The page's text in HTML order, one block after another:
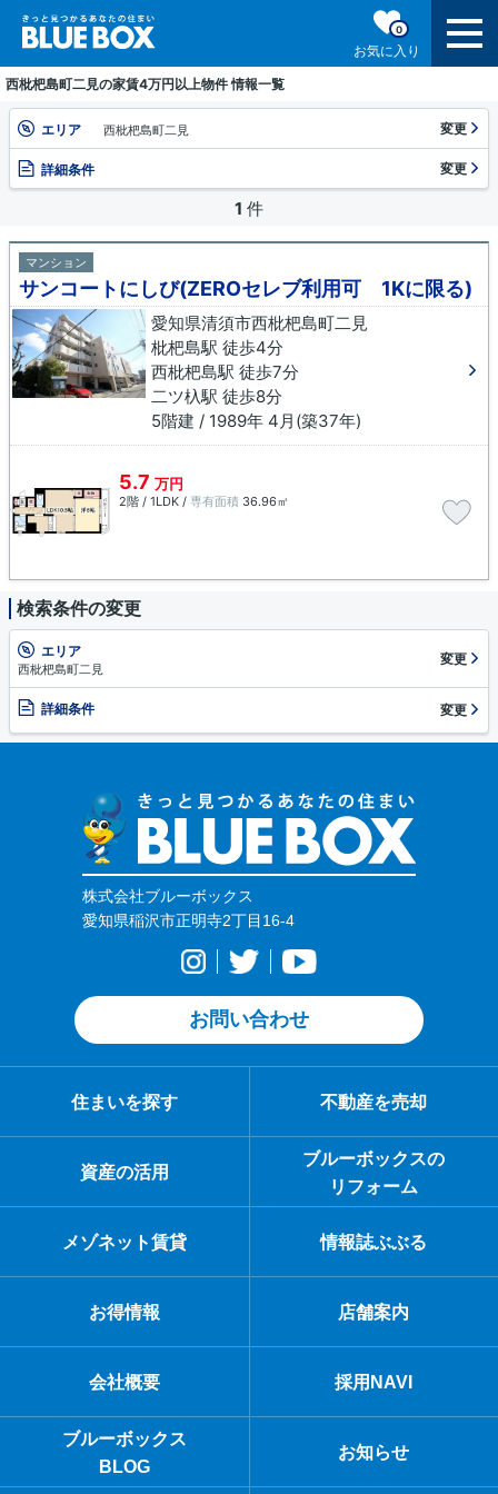
お気に入り
0
西枇杷島町二見の家賃4万円以上物件 情報一覧
エリア 西枇杷島町二見 変更
詳細条件 変更
1 件
マンション
サンコートにしび(ZEROセレブ利用可 1Kに限る)
愛知県清須市西枇杷島町二見
枇杷島駅 徒歩4分
西枇杷島駅 徒歩7分
二ツ杁駅 徒歩8分
5階建 / 1989年 4月(築37年)
5.7 万円
2階 / 1LDK / 専有面積 36.96㎡
検索条件の変更
エリア
西枇杷島町二見
変更
詳細条件 変更
株式会社ブルーボックス
愛知県稲沢市正明寺2丁目16-4
お問い合わせ
住まいを探す 不動産を売却
資産の活用
ブルーボックスの
リフォーム
メゾネット賃貸 情報誌ぶぶる
お得情報 店舗案内
会社概要 採用NAVI
ブルーボックス
BLOG
お知らせ